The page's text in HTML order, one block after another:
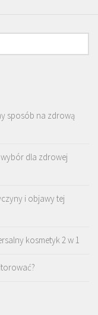
sposób na zdrową
dla zdrowej
i objawy tej
kosmetyk 2 w 1